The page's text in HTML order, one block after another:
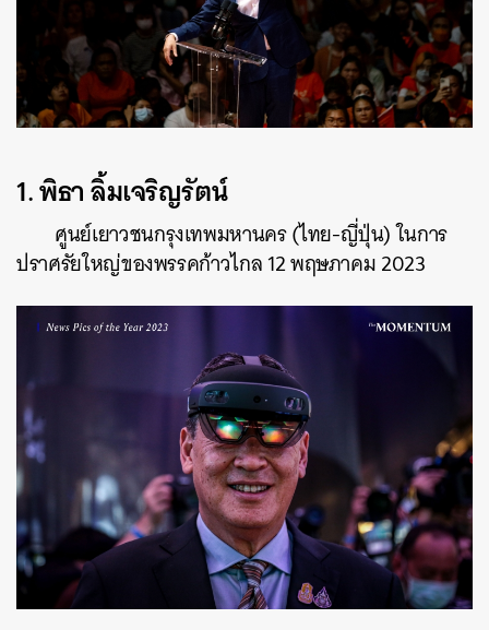
1.พิธา ลิ้มเจริญรัตน์
ศูนย์เยาวชนกรุงเทพมหานคร (ไทย-ญี่ปุ่น) ในการ
ปราศรัยใหญ่ของพรรคก้าวไกล 12 พฤษภาคม 2023